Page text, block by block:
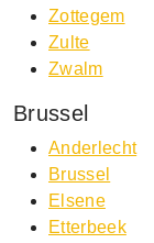
Zottegem
Zulte
Zwalm
Brussel
Anderlecht
Brussel
Elsene
Etterbeek